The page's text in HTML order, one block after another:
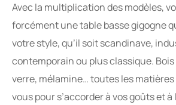
Avec la multiplication des modèles,
forcément une table basse gigogne
votre style, qu’il soit scandinave,
contemporain ou plus classique.
verre, mélamine… toutes les
vous pour s’accorder à vos goûts et à